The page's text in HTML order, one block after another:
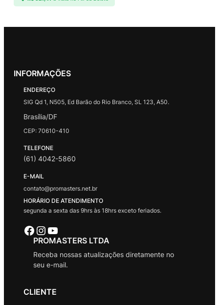
INFORMAÇÕES
ENDEREÇO
SIG Qd 1, N505, Ed Barão do Rio Branco, SL 123, A50.
Brasília/DF
CEP: 70610-410
TELEFONE
(61) 4042-5860
E-MAIL
contato@promasters.net.br
HORÁRIO DE ATENDIMENTO
segunda a sexta das 9hrs às 18hrs exceto feriados.
Facebook Instagram Youtube
PROMASTERS LTDA
Receba nossas atualizações diretamente no
seu e-mail.
CLIENTE